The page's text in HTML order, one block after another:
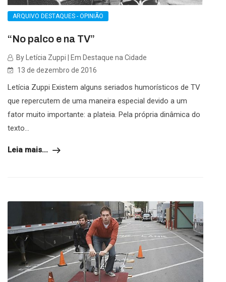
ARQUIVO DESTAQUES - OPINIÃO
“No palco e na TV”
By Letícia Zuppi | Em Destaque na Cidade
13 de dezembro de 2016
Letícia Zuppi Existem alguns seriados humorísticos de TV
que repercutem de uma maneira especial devido a um
fator muito importante: a plateia. Pela própria dinâmica do
texto...
Leia mais...